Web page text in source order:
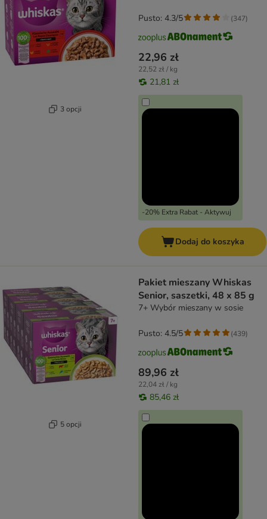
3 opcji
22,96 zł
22,52 zł / kg
21,81 zł
-20% Extra Rabat - Aktywuj
Pusto: 4.3/5 (347)
Dodaj do koszyka
5 opcji
Pakiet mieszany Whiskas
Senior, saszetki, 48 x 85 g
7+ Wybór mieszany w sosie
89,96 zł
22,04 zł / kg
85,46 zł
Pusto: 4.5/5 (439)